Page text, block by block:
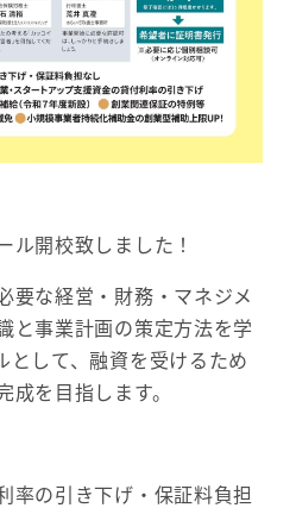
ル開校致しました！
要な経営・財務・マネジメ
と事業計画の策定方法を学
として、融資を受けるため
を目指します。
の引き下げ・保証料負担